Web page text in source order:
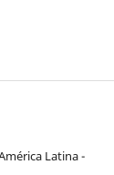
Latina -